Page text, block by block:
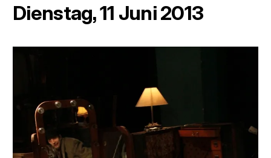
Dienstag, 11 Juni 2013